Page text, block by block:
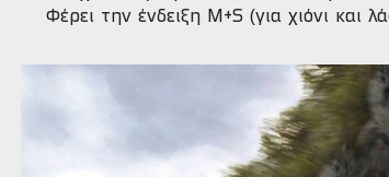
Φέρει την ένδειξη M+S (για χιόνι και